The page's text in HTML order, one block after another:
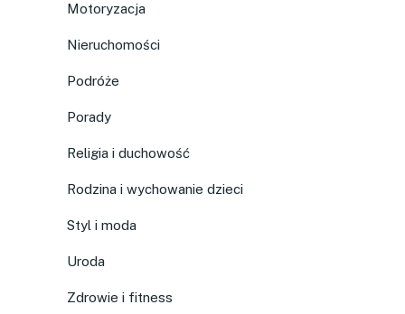
Motoryzacja
Nieruchomości
Podróże
Porady
Religia i duchowość
Rodzina i wychowanie dzieci
Styl i moda
Uroda
Zdrowie i fitness